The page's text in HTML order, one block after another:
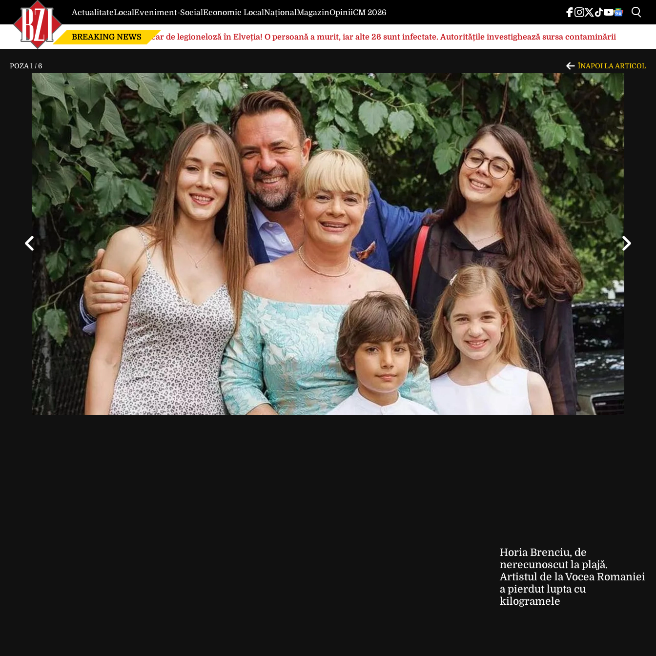
ActualitateLocalEveniment-SocialEconomic LocalNaționalMagazinOpiniiCM 2026
BREAKING NEWS Focar de legioneloză în Elveția! O persoană a murit, iar alte 26 sunt infectate. Autoritățile investighează sursa contaminării
POZA 1 /6 ÎNAPOI LA ARTICOL
Horia Brenciu, de
nerecunoscut la plajă.
Artistul de la Vocea Romaniei
a pierdut lupta cu
kilogramele